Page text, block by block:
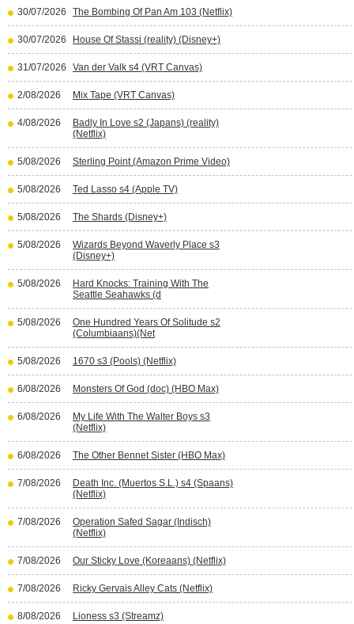
30/07/2026 The Bombing Of Pan Am 103 (Netflix)
30/07/2026 House Of Stassi (reality) (Disney+)
31/07/2026 Van der Valk s4 (VRT Canvas)
2/08/2026 Mix Tape (VRT Canvas)
4/08/2026
Badly In Love s2 (Japans) (reality)
(Netflix)
5/08/2026 Sterling Point (Amazon Prime Video)
5/08/2026 Ted Lasso s4 (Apple TV)
5/08/2026 The Shards (Disney+)
5/08/2026
Wizards Beyond Waverly Place s3
(Disney+)
5/08/2026
Hard Knocks: Training With The
Seattle Seahawks (d
5/08/2026
One Hundred Years Of Solitude s2
(Columbiaans)(Net
5/08/2026 1670 s3 (Pools) (Netflix)
6/08/2026 Monsters Of God (doc) (HBO Max)
6/08/2026
My Life With The Walter Boys s3
(Netflix)
6/08/2026 The Other Bennet Sister (HBO Max)
7/08/2026
Death Inc. (Muertos S.L.) s4 (Spaans)
(Netflix)
7/08/2026
Operation Safed Sagar (Indisch)
(Netflix)
7/08/2026 Our Sticky Love (Koreaans) (Netflix)
7/08/2026 Ricky Gervais Alley Cats (Netflix)
8/08/2026 Lioness s3 (Streamz)